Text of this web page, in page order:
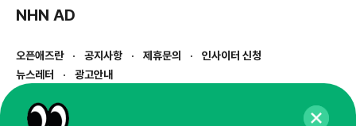
NHN AD
오픈애즈란 공지사항 제휴문의
인사이터 신청
뉴스레터
광고안내
경기도 성남시 분당구 대왕판교로645번길 16